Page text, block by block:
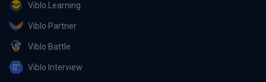
Viblo Learning
Viblo Partner
Viblo Battle
Viblo Interview